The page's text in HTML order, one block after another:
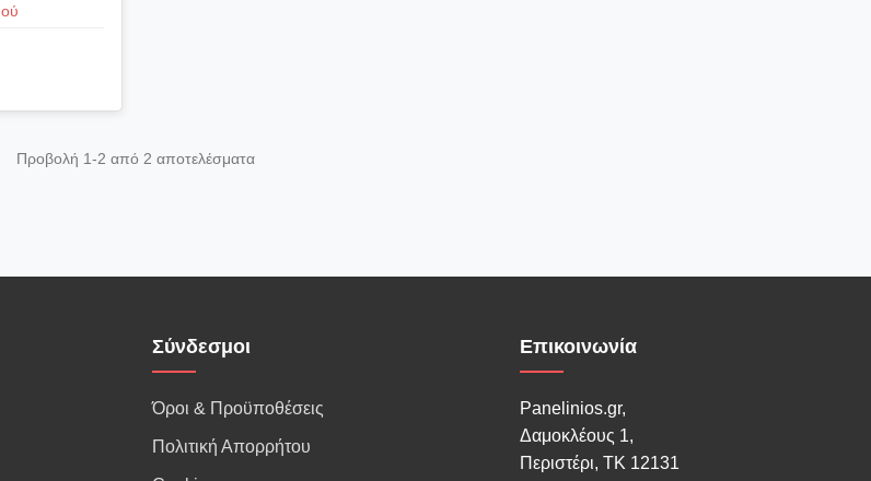
Προβολή 1-2 από 2 αποτελέσματα
Σύνδεσμοι
Όροι & Προϋποθέσεις
Πολιτική Απορρήτου
Επικοινωνία
Panelinios.gr,
Δαμοκλέους 1,
Περιστέρι, ΤΚ 12131